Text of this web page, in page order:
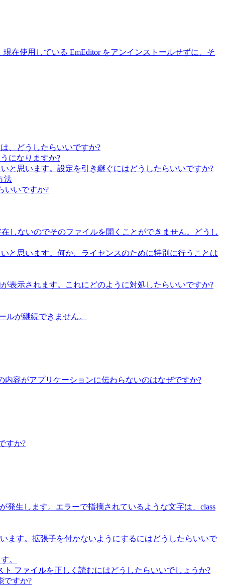
在使用している EmEditor をアンインストールせずに、そ
、どうしたらいいですか?
になりますか?
と思います。設定を引き継ぐにはどうしたらいいですか?
法
いいですか?
しないのでそのファイルを開くことができません。どうし
と思います。何か、ライセンスのために特別に行うことは
表示されます。これにどのように対処したらいいですか?
ルが継続できません。
容がアプリケーションに伝わらないのはなぜですか?
すか?
発生します。エラーで指摘されているような文字は、class
ます。拡張子を付かないようにするにはどうしたらいいで
。
ファイルを正しく読むにはどうしたらいいでしょうか?
ですか?